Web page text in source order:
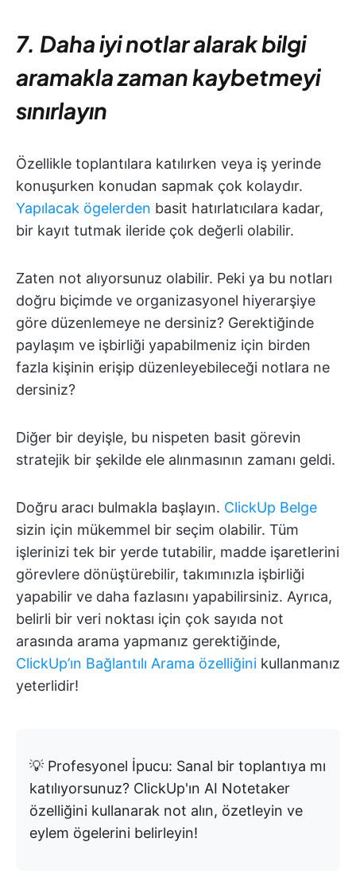
7. Daha iyi notlar alarak bilgi
aramakla zaman kaybetmeyi
sınırlayın
Özellikle toplantılara katılırken veya iş yerinde
konuşurken konudan sapmak çok kolaydır.
Yapılacak ögelerden basit hatırlatıcılara kadar,
bir kayıt tutmak ileride çok değerli olabilir.
Zaten not alıyorsunuz olabilir. Peki ya bu notları
doğru biçimde ve organizasyonel hiyerarşiye
göre düzenlemeye ne dersiniz? Gerektiğinde
paylaşım ve işbirliği yapabilmeniz için birden
fazla kişinin erişip düzenleyebileceği notlara ne
dersiniz?
Diğer bir deyişle, bu nispeten basit görevin
stratejik bir şekilde ele alınmasının zamanı geldi.
Doğru aracı bulmakla başlayın. ClickUp Belge
sizin için mükemmel bir seçim olabilir. Tüm
işlerinizi tek bir yerde tutabilir, madde işaretlerini
görevlere dönüştürebilir, takımınızla işbirliği
yapabilir ve daha fazlasını yapabilirsiniz. Ayrıca,
belirli bir veri noktası için çok sayıda not
arasında arama yapmanız gerektiğinde,
ClickUp’ın Bağlantılı Arama özelliğini kullanmanız
yeterlidir!
💡 Profesyonel İpucu: Sanal bir toplantıya mı
katılıyorsunuz? ClickUp'ın AI Notetaker
özelliğini kullanarak not alın, özetleyin ve
eylem ögelerini belirleyin!